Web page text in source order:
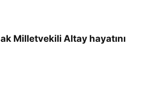
Milletvekili Altay hayatını